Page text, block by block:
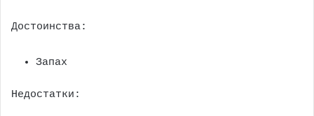
Достоинства:
Запах
Недостатки: